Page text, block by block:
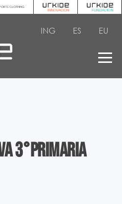
CLOTHING
ING ES EU
3°PRIMARIA